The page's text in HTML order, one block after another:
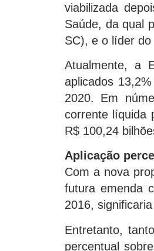
viabilizada
Saúde, da qual
SC), e o líder
Atualmente, a
aplicados
2020. Em
corrente líquida
R$ 100,24
Aplicação
Com a nova
futura emenda
2016,
Entretanto,
percentual